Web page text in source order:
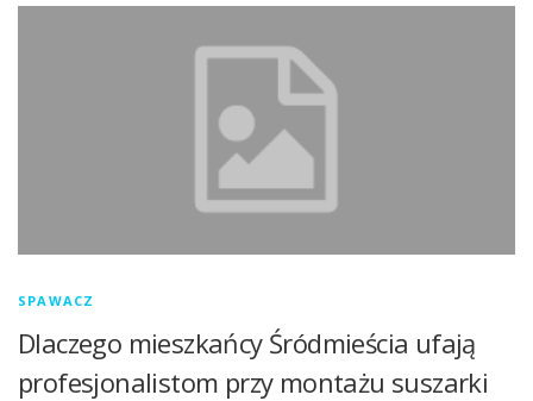
SPAWACZ
Dlaczego mieszkańcy Śródmieścia ufają
profesjonalistom przy montażu suszarki